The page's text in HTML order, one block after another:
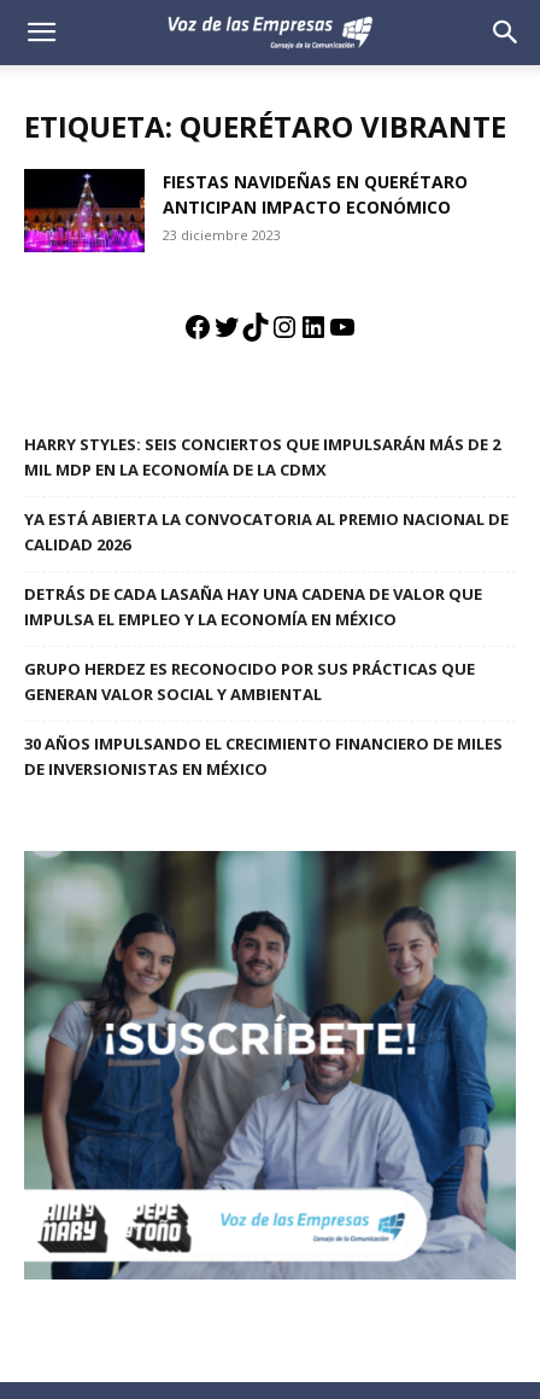
Voz
Empresas
ETIQUETA: QUERÉTARO VIBRANTE
FIESTAS NAVIDEÑAS EN QUERÉTARO
ANTICIPAN IMPACTO ECONÓMICO
23 diciembre 2023
Facebook
Twitter
TikTok
Instagram
LinkedIn
YouTube
HARRY STYLES: SEIS CONCIERTOS QUE IMPULSARÁN MÁS DE 2
MIL MDP EN LA ECONOMÍA DE LA CDMX
YA ESTÁ ABIERTA LA CONVOCATORIA AL PREMIO NACIONAL DE
CALIDAD 2026
DETRÁS DE CADA LASAÑA HAY UNA CADENA DE VALOR QUE
IMPULSA EL EMPLEO Y LA ECONOMÍA EN MÉXICO
GRUPO HERDEZ ES RECONOCIDO POR SUS PRÁCTICAS QUE
GENERAN VALOR SOCIAL Y AMBIENTAL
30 AÑOS IMPULSANDO EL CRECIMIENTO FINANCIERO DE MILES
DE INVERSIONISTAS EN MÉXICO